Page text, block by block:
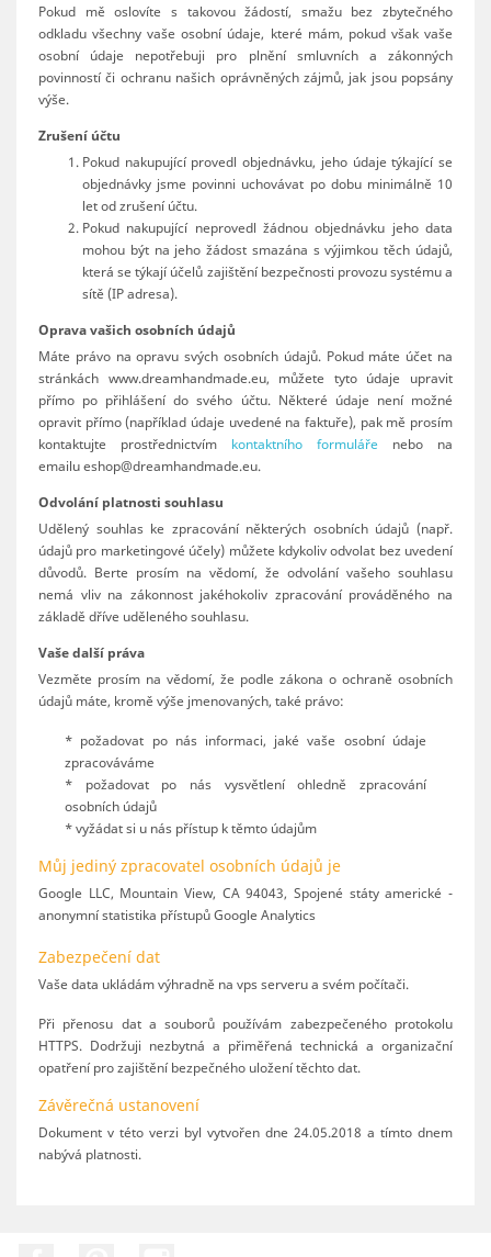
Pokud mě oslovíte s takovou žádostí, smažu bez zbytečného
odkladu všechny vaše osobní údaje, které mám, pokud však vaše
osobní údaje nepotřebuji pro plnění smluvních a zákonných
povinností či ochranu našich oprávněných zájmů, jak jsou popsány
výše.
Zrušení účtu
Pokud nakupující provedl objednávku, jeho údaje týkající se
objednávky jsme povinni uchovávat po dobu minimálně 10
let od zrušení účtu.
Pokud nakupující neprovedl žádnou objednávku jeho data
mohou být na jeho žádost smazána s výjimkou těch údajů,
která se týkají účelů zajištění bezpečnosti provozu systému a
sítě (IP adresa).
Oprava vašich osobních údajů
Máte právo na opravu svých osobních údajů. Pokud máte účet na
stránkách www.dreamhandmade.eu, můžete tyto údaje upravit
přímo po přihlášení do svého účtu. Některé údaje není možné
opravit přímo (například údaje uvedené na faktuře), pak mě prosím
kontaktujte prostřednictvím kontaktního formuláře nebo na
emailueshop@dreamhandmade.eu.
Odvolání platnosti souhlasu
Udělený souhlas ke zpracování některých osobních údajů (např.
údajů pro marketingové účely) můžete kdykoliv odvolat bez uvedení
důvodů. Berte prosím na vědomí, že odvolání vašeho souhlasu
nemá vliv na zákonnost jakéhokoliv zpracování prováděného na
základě dříve uděleného souhlasu.
Vaše další práva
Vezměte prosím na vědomí, že podle zákona o ochraně osobních
údajů máte, kromě výše jmenovaných, také právo:
* požadovat po nás informaci, jaké vaše osobní údaje
zpracováváme
* požadovat po nás vysvětlení ohledně zpracování
osobních údajů
* vyžádat si u nás přístup k těmto údajům
Můj jediný zpracovatel osobních údajů je
Google LLC, Mountain View, CA 94043, Spojené státy americké -
anonymní statistika přístupů Google Analytics
Zabezpečení dat
Vaše data ukládám výhradně na vps serveru a svém počítači.
Při přenosu dat a souborů používám zabezpečeného protokolu
HTTPS. Dodržuji nezbytná a přiměřená technická a organizační
opatření pro zajištění bezpečného uložení těchto dat.
Závěrečná ustanovení
Dokument v této verzi byl vytvořen dne 24.05.2018 a tímto dnem
nabývá platnosti.